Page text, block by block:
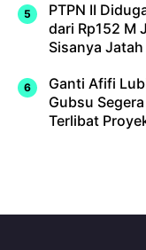
PTPN II
dari Rp152 M
Sisanya
Ganti Afifi
Gubsu
Terlibat